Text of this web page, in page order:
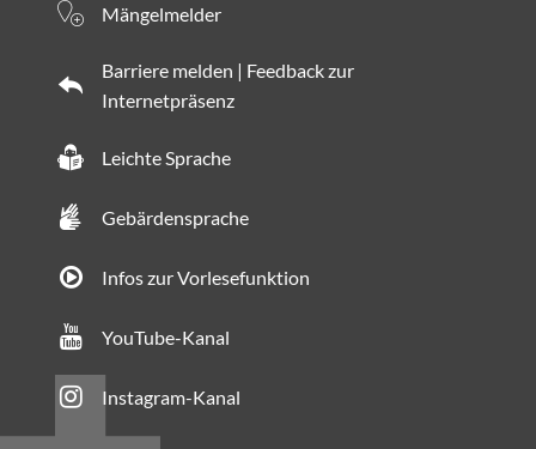
Mängelmelder
Barriere melden | Feedback zur
Internetpräsenz
Leichte Sprache
Gebärdensprache
Infos zur Vorlesefunktion
YouTube-Kanal
Instagram-Kanal